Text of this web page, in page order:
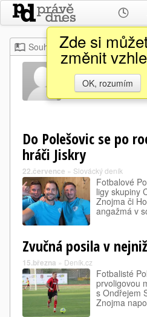
Zde si
změnit
OK, rozumím
Souhrn Moje Z
Ondřej
Do Polešovic se po
hráči Jiskry
22.července » Slovácký deník
Fotbalové
ligy skupiny
Znojma či
angažmá v
Zvučná posila v
15.března » Deník.cz
Fotbalisté
prvoligovou
s Ondřejem
Znojma